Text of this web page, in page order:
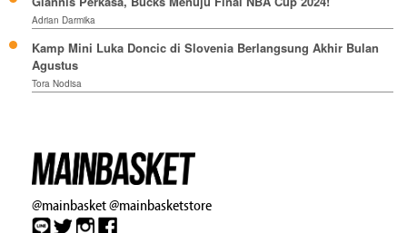
Adrian Darmika
Kamp Mini Luka Doncic di Slovenia Berlangsung Akhir Bulan
Agustus
Tora Nodisa
@mainbasket@mainbasketstore